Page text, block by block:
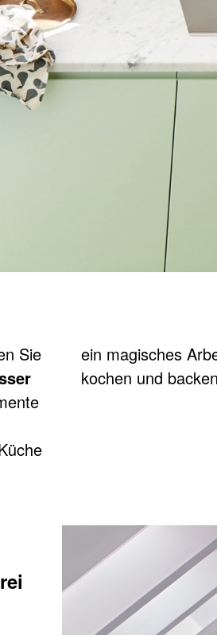
IN
Sie
ein magisches
kochen und